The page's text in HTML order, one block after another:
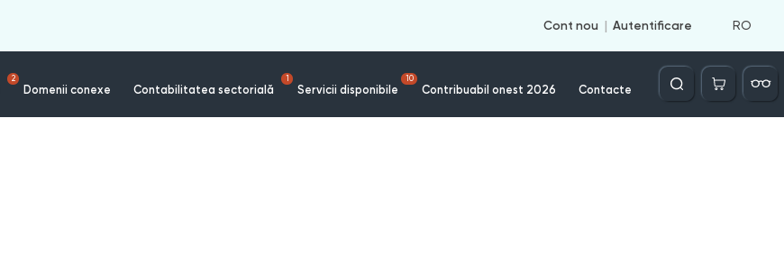
Cont nou Autentificare RO
2
Domenii conexe Contabilitatea sectorială
1
Servicii disponibile
10
Contribuabil onest 2026 Contacte
Căutare